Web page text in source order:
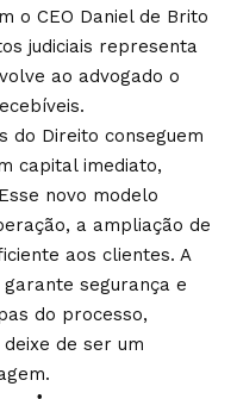
o CEO Daniel de Brito
judiciais representa
ao advogado o
do Direito conseguem
capital imediato,
novo modelo
a ampliação de
aos clientes. A
segurança e
do processo,
de ser um